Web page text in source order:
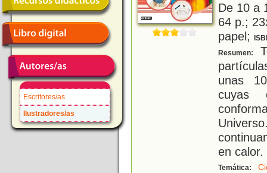
Escritores/as
Ilustradores/as
De 10 a
64 p.;
papel;
Resumen:
unas
cuyas
en calor.
Temática: